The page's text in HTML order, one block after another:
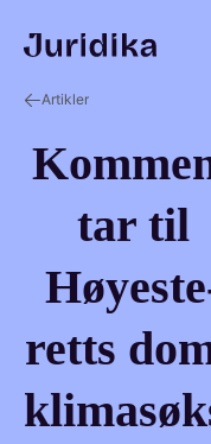
Artikler
tar til
retts